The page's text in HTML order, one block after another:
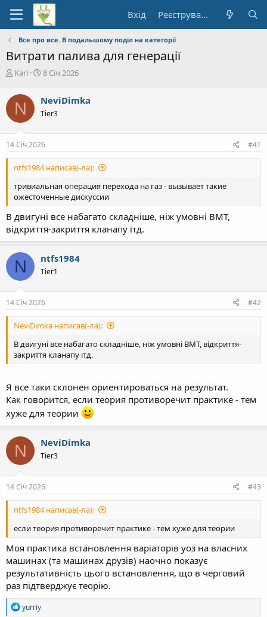
Вхід Реєстрування
Все про все. В подальшому поділ на категорії
Витрати палива для генерації
А
т
о
р
т
е
м
Karl
Д
а
п
ч
а
к
8 Січ 2026
N NeviDimka
Tier3
14 Січ 2026 #41
ntfs1984 написав(-ла):
тривиальная операция перехода на газ - вызывает такие
ожесточенные дискуссии
В двигуні все набагато складніше, ніж умовні ВМТ,
відкриття-закриття кланапу ітд.
N ntfs1984
Tier1
14 Січ 2026 #42
NeviDimka написав(-ла):
В двигуні все набагато складніше, ніж умовні ВМТ, відкриття-
закриття кланапу ітд.
Я все таки склонен ориентироваться на результат.
Как говорится, если теория противоречит практике - тем
хуже для теории
N NeviDimka
Tier3
14 Січ 2026 #43
ntfs1984 написав(-ла):
если теория противоречит практике - тем хуже для теории
Моя практика встановлення варіаторів уоз на власних
машинах (та машинах друзів) наочно показує
результативність цього встановлення, що в черговий
раз підтверджує теорію.
Р
yurriy